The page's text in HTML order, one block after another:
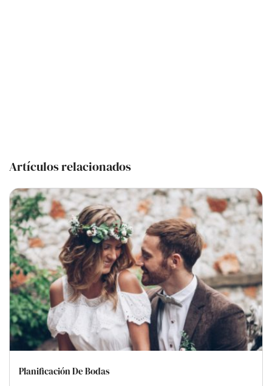
Artículos relacionados
Planificación De Bodas